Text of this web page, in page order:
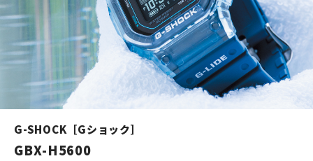
G-SHOCK［Gショック］
GBX-H5600